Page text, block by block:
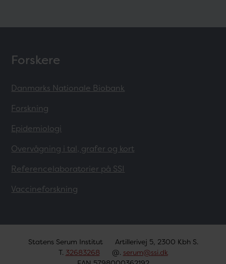
Forskere
Danmarks Nationale Biobank
Forskning
Epidemiologi
Overvågning i tal, grafer og kort
Referencelaboratorier på SSI
Vaccineforskning
Statens Serum Institut
Artillerivej 5, 2300 Kbh S.
T. 32683268 @. serum@ssi.dk